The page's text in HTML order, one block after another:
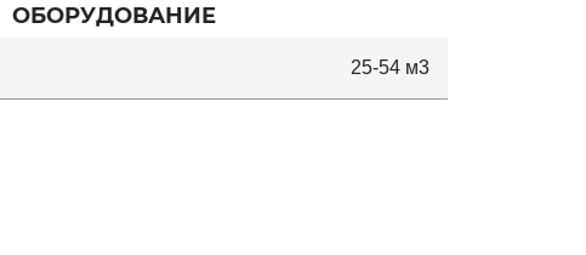
ОБОРУДОВАНИЕ
25-54 м3